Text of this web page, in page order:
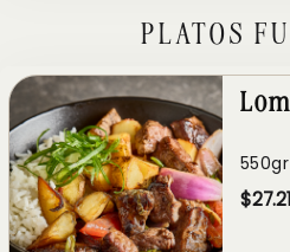
PLATOS
550gr